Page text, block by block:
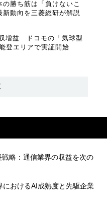
勝ち筋は「負けないこ
動向を三菱総研が解説
増益 ドコモの「気球型
登エリアで実証開始
略：通信業界の収益を次の
におけるAI成熟度と先駆企業